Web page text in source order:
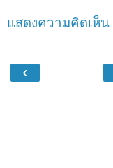
แสดงความคิดเห็น
‹